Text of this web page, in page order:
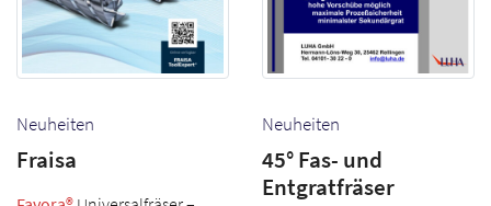
Neuheiten
Fraisa
Neuheiten
45° Fas- und
Entgratfräser